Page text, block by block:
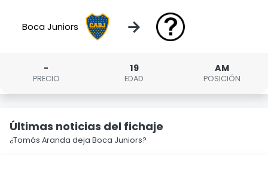
Boca Juniors →
-
PRECIO
19
EDAD
AM
POSICIÓN
Últimas noticias del fichaje
¿Tomás Aranda deja Boca Juniors?